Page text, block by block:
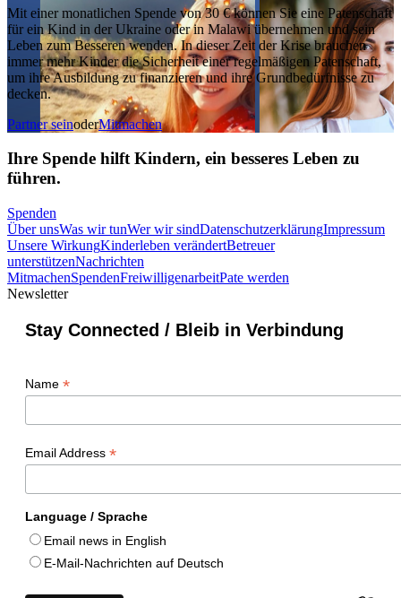
Mit einer monatlichen Spende von 30 € können Sie eine Patenschaft
für ein Kind in der Ukraine oder in Malawi übernehmen und sein
Leben zum Besseren wenden. In dieser Zeit der Krise brauchen
immer mehr Kinder die Sicherheit einer regelmäßigen Patenschaft,
um ihre Ausbildung zu finanzieren und ihre Grundbedürfnisse zu
decken.
Partner seinoderMitmachen
Ihre Spende hilft Kindern, ein besseres Leben zu
führen.
Spenden
Über unsWas wir tunWer wir sindDatenschutzerklärungImpressum
Unsere WirkungKinderleben verändertBetreuer
unterstützenNachrichten
MitmachenSpendenFreiwilligenarbeitPate werden
Newsletter
Stay Connected / Bleib in Verbindung
Name *
Email Address *
Language / Sprache
Email news in English
E-Mail-Nachrichten auf Deutsch